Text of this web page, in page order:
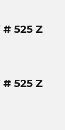
# 525 Z
# 525 Z